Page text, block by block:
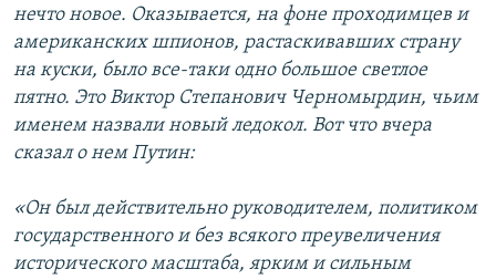
нечто новое. Оказывается, на фоне проходимцев и
американских шпионов, растаскивавших страну
на куски, было все-таки одно большое светлое
пятно. Это Виктор Степанович Черномырдин, чьим
именем назвали новый ледокол. Вот что вчера
сказал о нем Путин:
«Он был действительно руководителем, политиком
государственного и без всякого преувеличения
исторического масштаба, ярким и сильным